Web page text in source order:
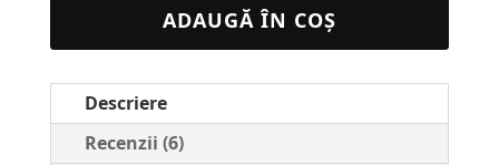
Personalizate
Familie
ADAUGĂ ÎN COȘ
Descriere
Recenzii (6)